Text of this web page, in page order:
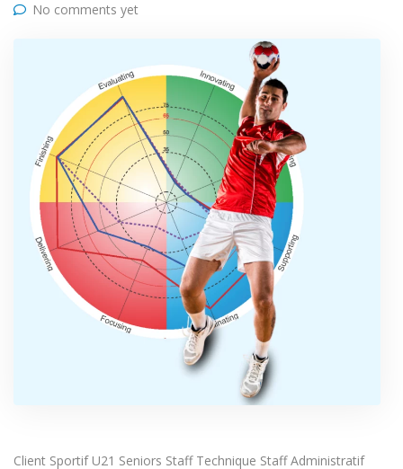
No comments yet
Client Sportif U21 Seniors Staff Technique Staff Administratif